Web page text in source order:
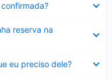
reserva na
eu preciso dele?